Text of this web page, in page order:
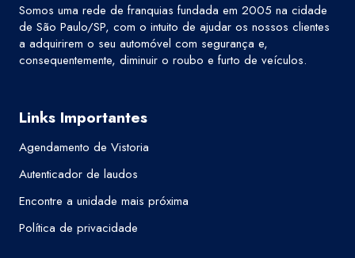
Somos uma rede de franquias fundada em 2005 na cidade
de São Paulo/SP, com o intuito de ajudar os nossos clientes
a adquirirem o seu automóvel com segurança e,
consequentemente, diminuir o roubo e furto de veículos.
Links Importantes
Agendamento de Vistoria
Autenticador de laudos
Encontre a unidade mais próxima
Política de privacidade